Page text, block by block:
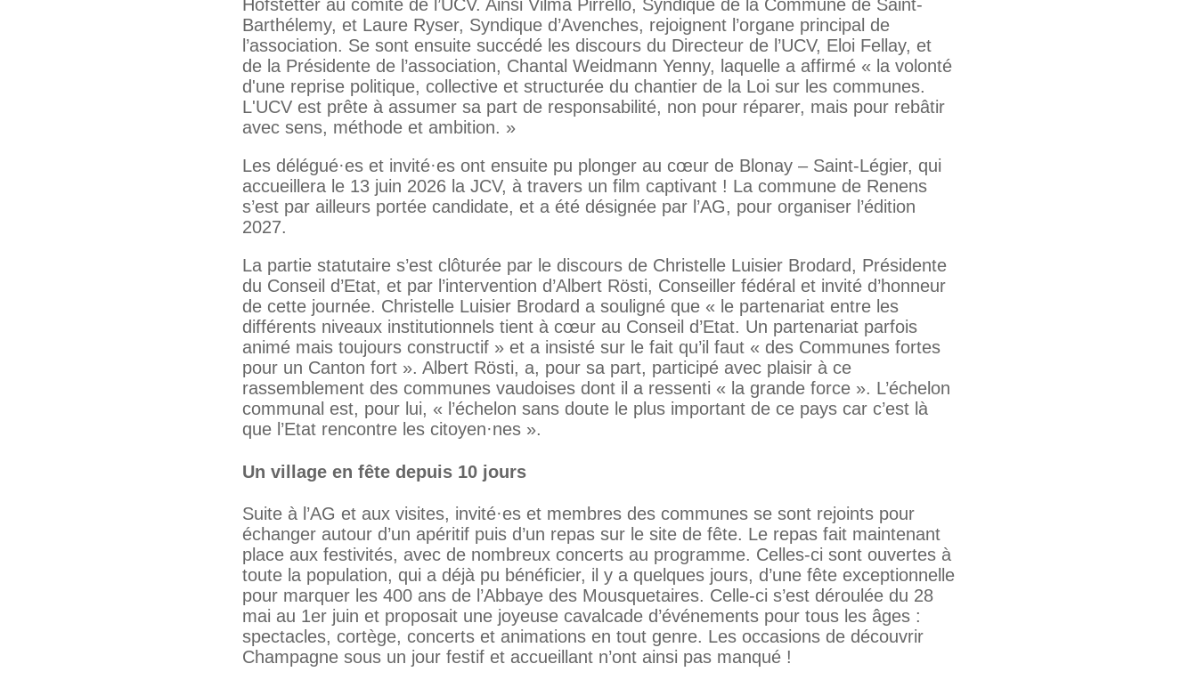
Hofstetter au comité de l’UCV. Ainsi Vilma Pirrello, Syndique de la Commune de Saint-
Barthélemy, et Laure Ryser, Syndique d’Avenches, rejoignent l’organe principal de
l’association. Se sont ensuite succédé les discours du Directeur de l’UCV, Eloi Fellay, et
de la Présidente de l’association, Chantal Weidmann Yenny, laquelle a affirmé « la volonté
d'une reprise politique, collective et structurée du chantier de la Loi sur les communes.
L'UCV est prête à assumer sa part de responsabilité, non pour réparer, mais pour rebâtir
avec sens, méthode et ambition. »
Les délégué·es et invité·es ont ensuite pu plonger au cœur de Blonay – Saint-Légier, qui
accueillera le 13 juin 2026 la JCV, à travers un film captivant ! La commune de Renens
s’est par ailleurs portée candidate, et a été désignée par l’AG, pour organiser l’édition
2027.
La partie statutaire s’est clôturée par le discours de Christelle Luisier Brodard, Présidente
du Conseil d’Etat, et par l’intervention d’Albert Rösti, Conseiller fédéral et invité d’honneur
de cette journée. Christelle Luisier Brodard a souligné que « le partenariat entre les
différents niveaux institutionnels tient à cœur au Conseil d’Etat. Un partenariat parfois
animé mais toujours constructif » et a insisté sur le fait qu’il faut « des Communes fortes
pour un Canton fort ». Albert Rösti, a, pour sa part, participé avec plaisir à ce
rassemblement des communes vaudoises dont il a ressenti « la grande force ». L’échelon
communal est, pour lui, « l’échelon sans doute le plus important de ce pays car c’est là
que l’Etat rencontre les citoyen·nes ».
Un village en fête depuis 10 jours
Suite à l’AG et aux visites, invité·es et membres des communes se sont rejoints pour
échanger autour d’un apéritif puis d’un repas sur le site de fête. Le repas fait maintenant
place aux festivités, avec de nombreux concerts au programme. Celles-ci sont ouvertes à
toute la population, qui a déjà pu bénéficier, il y a quelques jours, d’une fête exceptionnelle
pour marquer les 400 ans de l’Abbaye des Mousquetaires. Celle-ci s’est déroulée du 28
mai au 1er juin et proposait une joyeuse cavalcade d’événements pour tous les âges :
spectacles, cortège, concerts et animations en tout genre. Les occasions de découvrir
Champagne sous un jour festif et accueillant n’ont ainsi pas manqué !